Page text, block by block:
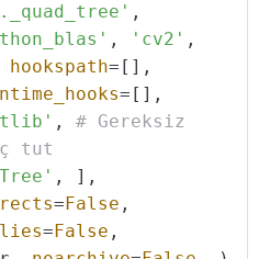
,
, 'cv2' ,
hookspath=[],
=[],
, # Gereksiz
tut
,
],
= False ,
= False ,